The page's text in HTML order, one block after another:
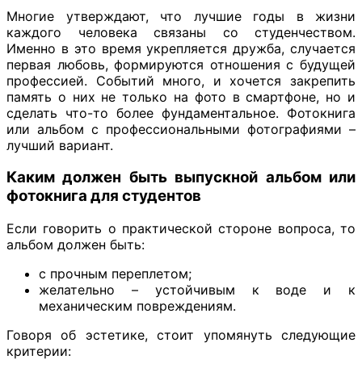
Многие утверждают, что лучшие годы в жизни
каждого человека связаны со студенчеством.
Именно в это время укрепляется дружба, случается
первая любовь, формируются отношения с будущей
профессией. Событий много, и хочется закрепить
память о них не только на фото в смартфоне, но и
сделать что-то более фундаментальное. Фотокнига
или альбом с профессиональными фотографиями –
лучший вариант.
Каким должен быть выпускной альбом или
фотокнига для студентов
Если говорить о практической стороне вопроса, то
альбом должен быть:
с прочным переплетом;
желательно – устойчивым к воде и к
механическим повреждениям.
Говоря об эстетике, стоит упомянуть следующие
критерии: